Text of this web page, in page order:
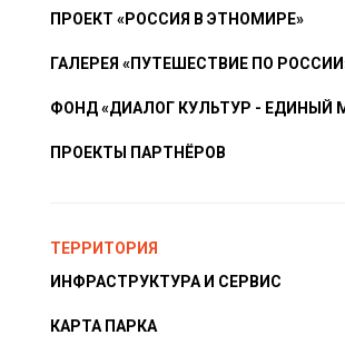
ПРОЕКТ «РОССИЯ В ЭТНОМИРЕ»
ГАЛЕРЕЯ «ПУТЕШЕСТВИЕ ПО
ФОНД «ДИАЛОГ КУЛЬТУР - ЕДИНЫЙ
ПРОЕКТЫ ПАРТНЁРОВ
ТЕРРИТОРИЯ
ИНФРАСТРУКТУРА И СЕРВИС
КАРТА ПАРКА